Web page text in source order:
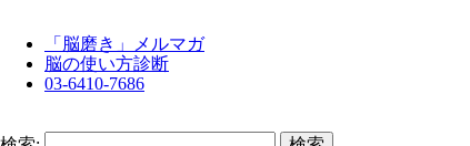
「脳磨き」メルマガ
脳の使い方診断
03-6410-7686